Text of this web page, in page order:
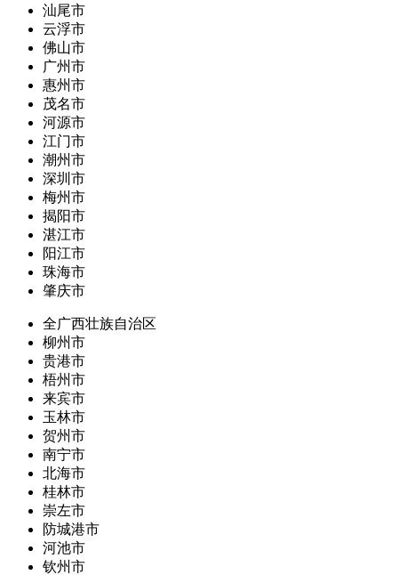
汕尾市
云浮市
佛山市
广州市
惠州市
茂名市
河源市
江门市
潮州市
深圳市
梅州市
揭阳市
湛江市
阳江市
珠海市
肇庆市
全广西壮族自治区
柳州市
贵港市
梧州市
来宾市
玉林市
贺州市
南宁市
北海市
桂林市
崇左市
防城港市
河池市
钦州市